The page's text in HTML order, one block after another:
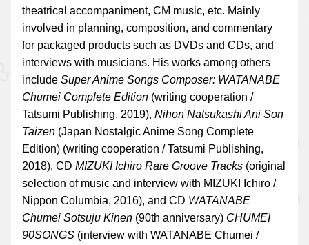
theatrical accompaniment, CM music, etc. Mainly
involved in planning, composition, and commentary
for packaged products such as DVDs and CDs, and
interviews with musicians. His works among others
include Super Anime Songs Composer: WATANABE
Chumei Complete Edition (writing cooperation /
Tatsumi Publishing, 2019), Nihon Natsukashi Ani Son
Taizen (Japan Nostalgic Anime Song Complete
Edition) (writing cooperation / Tatsumi Publishing,
2018), CD MIZUKI Ichiro Rare Groove Tracks (original
selection of music and interview with MIZUKI Ichiro /
Nippon Columbia, 2016), and CD WATANABE
Chumei Sotsuju Kinen (90th anniversary) CHUMEI
90SONGS (interview with WATANABE Chumei /